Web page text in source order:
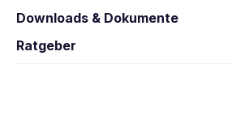
Downloads & Dokumente
Ratgeber